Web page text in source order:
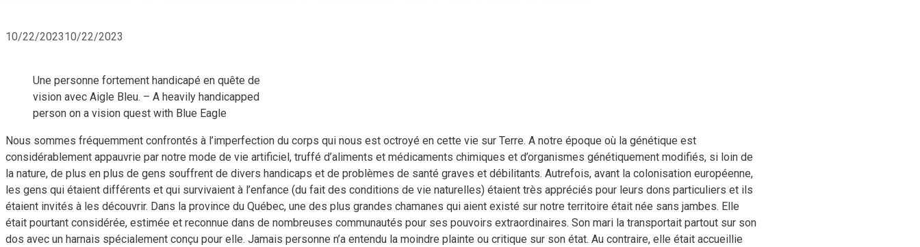
10/22/202310/22/2023
Une personne fortement handicapé en quête de
vision avec Aigle Bleu. – A heavily handicapped
person on a vision quest with Blue Eagle
Nous sommes fréquemment confrontés à l’imperfection du corps qui nous est octroyé en cette vie sur Terre. A notre époque où la génétique est
considérablement appauvrie par notre mode de vie artificiel, truffé d’aliments et médicaments chimiques et d’organismes génétiquement modifiés, si loin de
la nature, de plus en plus de gens souffrent de divers handicaps et de problèmes de santé graves et débilitants. Autrefois, avant la colonisation européenne,
les gens qui étaient différents et qui survivaient à l’enfance (du fait des conditions de vie naturelles) étaient très appréciés pour leurs dons particuliers et ils
étaient invités à les découvrir. Dans la province du Québec, une des plus grandes chamanes qui aient existé sur notre territoire était née sans jambes. Elle
était pourtant considérée, estimée et reconnue dans de nombreuses communautés pour ses pouvoirs extraordinaires. Son mari la transportait partout sur son
dos avec un harnais spécialement conçu pour elle. Jamais personne n’a entendu la moindre plainte ou critique sur son état. Au contraire, elle était accueillie